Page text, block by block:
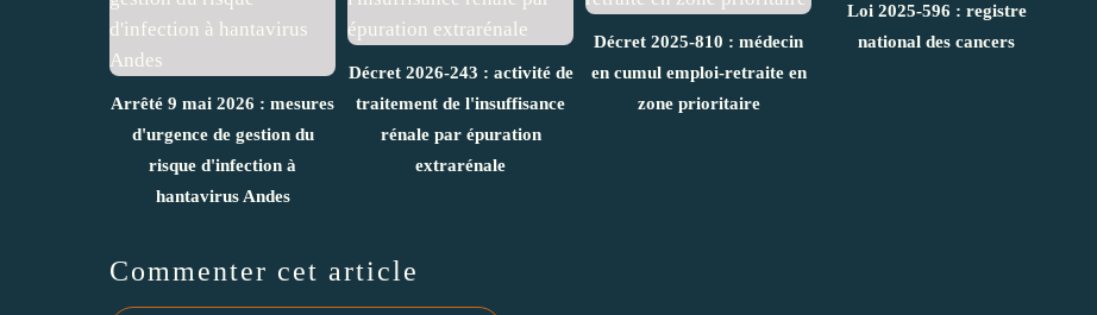
Arrêté 9 mai 2026 : mesures
d'urgence de gestion du
risque d'infection à
hantavirus Andes
Décret 2026-243 : activité de
traitement de l'insuffisance
rénale par épuration
extrarénale
Décret 2025-810 : médecin
en cumul emploi-retraite en
zone prioritaire
Loi 2025-596 : registre
national des cancers
Commenter cet article